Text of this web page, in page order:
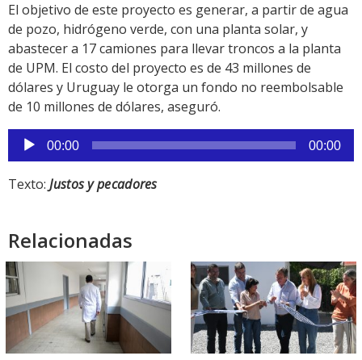
El objetivo de este proyecto es generar, a partir de agua
de pozo, hidrógeno verde, con una planta solar, y
abastecer a 17 camiones para llevar troncos a la planta
de UPM. El costo del proyecto es de 43 millones de
dólares y Uruguay le otorga un fondo no reembolsable
de 10 millones de dólares, aseguró.
Reproductor
de
audio
00:00 00:00
Texto: Justos y pecadores
Relacionadas